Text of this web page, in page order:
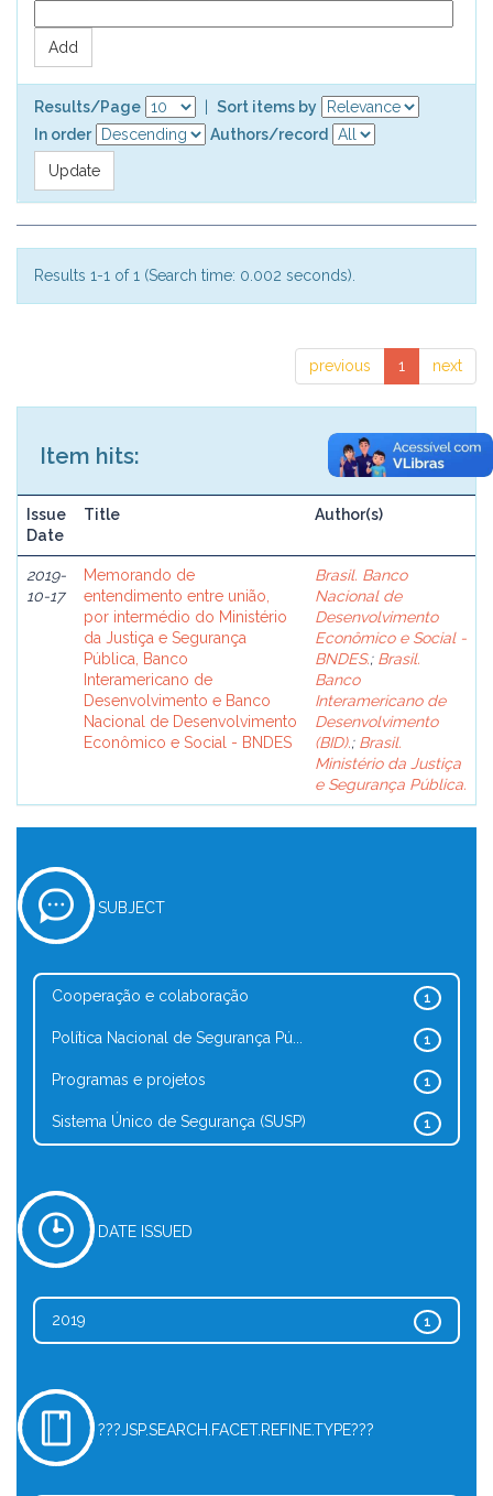
Results/Page
Sort items by
In order
Authors/record
Results 1-1 of 1 (Search time: 0.002 seconds).
previous 1 next
Item hits:
Issue
Date
Title Author(s)
2019-
10-17
Memorando de
entendimento entre união,
por intermédio do Ministério
da Justiça e Segurança
Pública, Banco
Interamericano de
Desenvolvimento e Banco
Nacional de Desenvolvimento
Econômico e Social - BNDES
Brasil. Banco
Nacional de
Desenvolvimento
Econômico e Social -
BNDES.; Brasil.
Banco
Interamericano de
Desenvolvimento
(BID).; Brasil.
Ministério da Justiça
e Segurança Pública.
SUBJECT
1
Cooperação e colaboração
1
Política Nacional de Segurança Pú...
1
Programas e projetos
1
Sistema Único de Segurança (SUSP)
DATE ISSUED
1
2019
???JSP.SEARCH.FACET.REFINE.TYPE???